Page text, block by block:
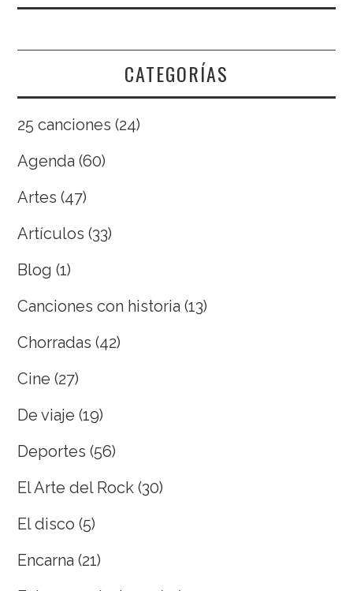
CATEGORÍAS
25 canciones (24)
Agenda (60)
Artes (47)
Artículos (33)
Blog (1)
Canciones con historia (13)
Chorradas (42)
Cine (27)
De viaje (19)
Deportes (56)
El Arte del Rock (30)
El disco (5)
Encarna (21)